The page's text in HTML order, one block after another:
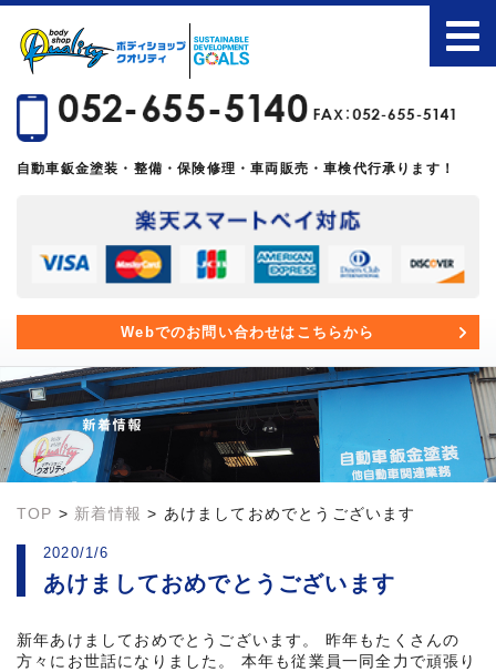
自動車鈑金塗装・整備・保険修理・車両販売・車検代行承ります！
Webでのお問い合わせはこちらから
TOP > 新着情報 > あけましておめでとうございます
2020/1/6
あけましておめでとうございます
新年あけましておめでとうございます。 昨年もたくさんの
方々にお世話になりました。 本年も従業員一同全力で頑張り